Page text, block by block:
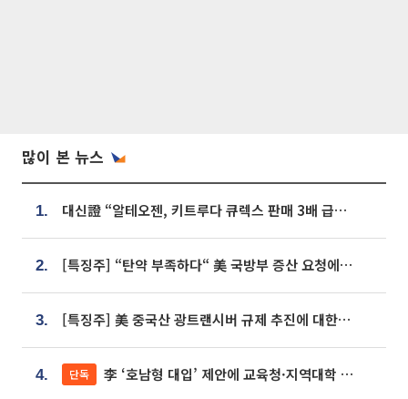
많이 본 뉴스
1. 대신證 “알테오젠, 키트루다 큐렉스 판매 3배 급증…목표가 41만원 상향”
2. [특징주] “탄약 부족하다“ 美 국방부 증산 요청에⋯국내 방산주 급등세
3. [특징주] 美 중국산 광트랜시버 규제 추진에 대한광통신 등 광통신株 강세
4. 단독 李 ‘호남형 대입’ 제안에 교육청·지역대학 서·논술형 입시 연계 '착수'